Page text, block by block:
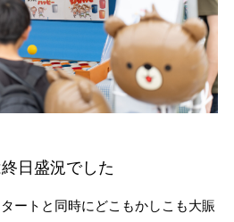
日盛況でした
ートと同時にどこもかしこも大賑